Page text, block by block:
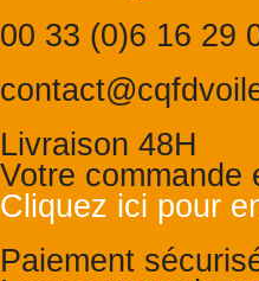
00 33 (0)6 16 29
Livraison 48H
Votre commande
Cliquez ici pour
Paiement